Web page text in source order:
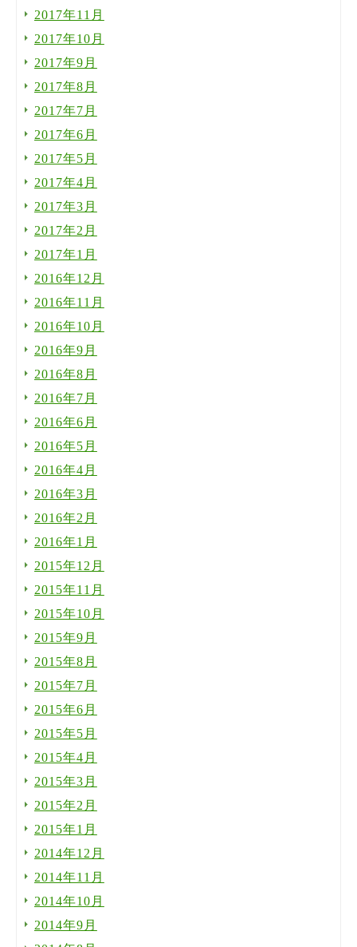
2017年11月
2017年10月
2017年9月
2017年8月
2017年7月
2017年6月
2017年5月
2017年4月
2017年3月
2017年2月
2017年1月
2016年12月
2016年11月
2016年10月
2016年9月
2016年8月
2016年7月
2016年6月
2016年5月
2016年4月
2016年3月
2016年2月
2016年1月
2015年12月
2015年11月
2015年10月
2015年9月
2015年8月
2015年7月
2015年6月
2015年5月
2015年4月
2015年3月
2015年2月
2015年1月
2014年12月
2014年11月
2014年10月
2014年9月